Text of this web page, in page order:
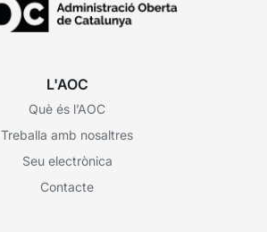
L'AOC
Què és l’AOC
Treballa amb nosaltres
Seu electrònica
Contacte